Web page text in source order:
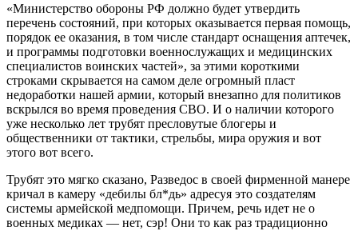
«Министерство обороны РФ должно будет утвердить
перечень состояний, при которых оказывается первая помощь,
порядок ее оказания, в том числе стандарт оснащения аптечек,
и программы подготовки военнослужащих и медицинских
специалистов воинских частей», за этими короткими
строками скрывается на самом деле огромный пласт
недоработки нашей армии, который внезапно для политиков
вскрылся во время проведения СВО. И о наличии которого
уже несколько лет трубят пресловутые блогеры и
общественники от тактики, стрельбы, мира оружия и вот
этого вот всего.
Трубят это мягко сказано, Разведос в своей фирменной манере
кричал в камеру «дебилы бл*дь» адресуя это создателям
системы армейской медпомощи. Причем, речь идет не о
военных медиках — нет, сэр! Они то как раз традиционно